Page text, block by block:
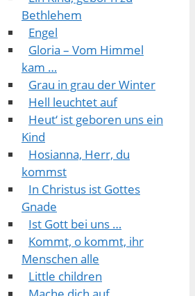
Bethlehem
Engel
Gloria – Vom Himmel
kam …
Grau in grau der Winter
Hell leuchtet auf
Heut‘ ist geboren uns ein
Kind
Hosianna, Herr, du
kommst
In Christus ist Gottes
Gnade
Ist Gott bei uns …
Kommt, o kommt, ihr
Menschen alle
Little children